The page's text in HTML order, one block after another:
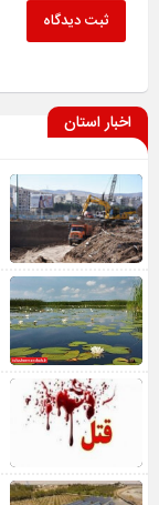
ثبت دیدگاه
اخبار استان